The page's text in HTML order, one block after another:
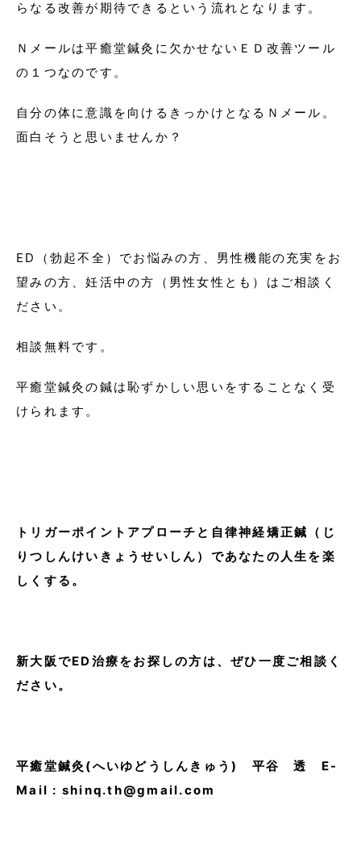
らなる改善が期待できるという流れとなります。
Ｎメールは平癒堂鍼灸に欠かせないＥＤ改善ツール
の１つなのです。
自分の体に意識を向けるきっかけとなるＮメール。
面白そうと思いませんか？
ED（勃起不全）でお悩みの方、男性機能の充実をお
望みの方、妊活中の方（男性女性とも）はご相談く
ださい。
相談無料です。
平癒堂鍼灸の鍼は恥ずかしい思いをすることなく受
けられます。
トリガーポイントアプローチと自律神経矯正鍼（じ
りつしんけいきょうせいしん）であなたの人生を楽
しくする。
新大阪でED治療をお探しの方は、ぜひ一度ご相談く
ださい。
平癒堂鍼灸(へいゆどうしんきゅう) 平谷 透 E-
Mail : shinq.th@gmail.com